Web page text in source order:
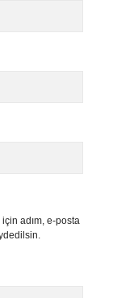
adım, e-posta